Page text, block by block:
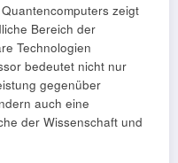
zeigt
Bereich der
Technologien
bedeutet nicht nur
gegenüber
auch eine
der Wissenschaft und